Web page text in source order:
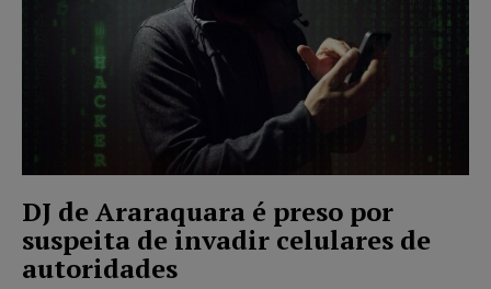
DJ de Araraquara é preso por
suspeita de invadir celulares de
autoridades